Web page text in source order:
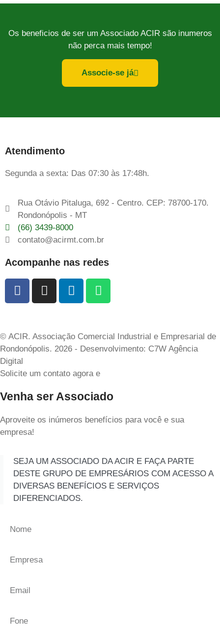
Os beneficios de ser um Associado ACIR são inumeros
não perca mais tempo!
Associe-se já
Atendimento
Segunda a sexta: Das 07:30 às 17:48h.
Rua Otávio Pitaluga, 692 - Centro. CEP: 78700-170.
Rondonópolis - MT
(66) 3439-8000
contato@acirmt.com.br
Acompanhe nas redes
© ACIR. Associação Comercial Industrial e Empresarial de
Rondonópolis. 2026 - Desenvolvimento: C7W Agência
Digital
Solicite um contato agora e
Venha ser Associado
Aproveite os inúmeros benefícios para você e sua
empresa!
SEJA UM ASSOCIADO DA ACIR E FAÇA PARTE
DESTE GRUPO DE EMPRESÁRIOS COM ACESSO A
DIVERSAS BENEFÍCIOS E SERVIÇOS
DIFERENCIADOS.